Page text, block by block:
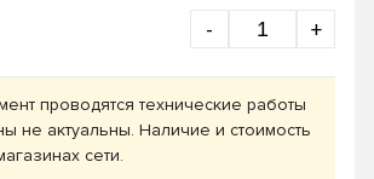
- +
проводятся технические работы
не актуальны. Наличие и стоимость
сети.